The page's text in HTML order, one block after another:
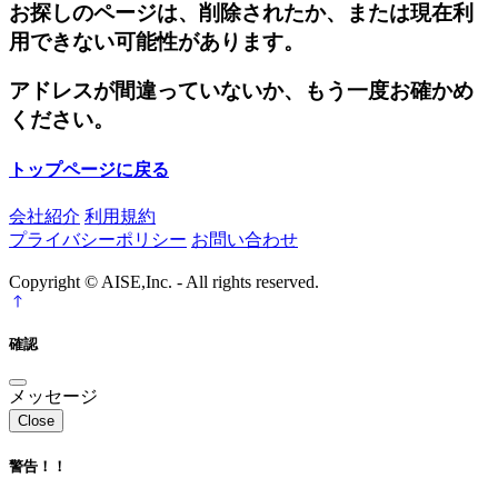
お探しのページは、削除されたか、または現在利
用できない可能性があります。
アドレスが間違っていないか、もう一度お確かめ
ください。
トップページに戻る
会社紹介 利用規約
プライバシーポリシー お問い合わせ
Copyright © AISE,Inc. - All rights reserved.
確認
メッセージ
Close
警告！！